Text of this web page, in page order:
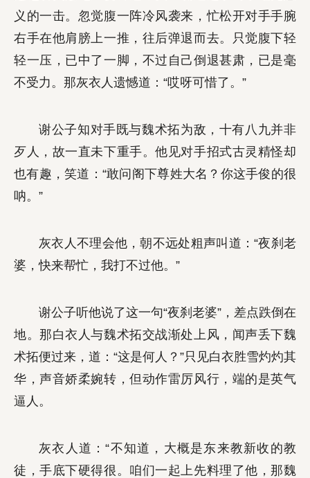
义的一击。忽觉腹一阵冷风袭来，忙松开对手手腕
右手在他肩膀上一推，往后弹退而去。只觉腹下轻
轻一压，已中了一脚，不过自己倒退甚肃，已是毫
不受力。那灰衣人遗憾道：“哎呀可惜了。”
谢公子知对手既与魏术拓为敌，十有八九并非
歹人，故一直未下重手。他见对手招式古灵精怪却
也有趣，笑道：“敢问阁下尊姓大名？你这手俊的很
呐。”
灰衣人不理会他，朝不远处粗声叫道：“夜刹老
婆，快来帮忙，我打不过他。”
谢公子听他说了这一句“夜刹老婆”，差点跌倒在
地。那白衣人与魏术拓交战渐处上风，闻声丢下魏
术拓便过来，道：“这是何人？”只见白衣胜雪灼灼其
华，声音娇柔婉转，但动作雷厉风行，端的是英气
逼人。
灰衣人道：“不知道，大概是东来教新收的教
徒，手底下硬得很。咱们一起上先料理了他，那魏